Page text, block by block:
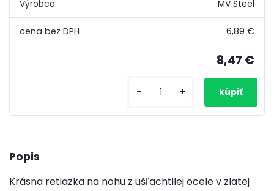
Výrobca: MV Steel
6,89 €
8,47 €
- +
Popis
Krásna retiazka na nohu z ušľachtilej ocele v zlatej